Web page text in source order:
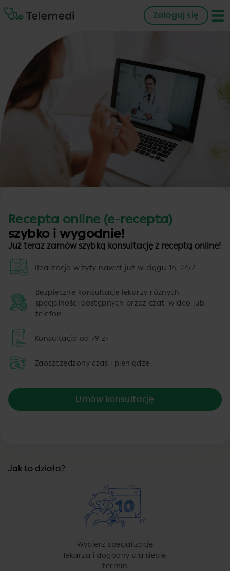
Zaloguj się
Recepta online (e-recepta)
szybko i wygodnie!
Już teraz zamów szybką konsultację z receptą online!
Realizacja wizyty nawet już w ciągu 1h, 24/7
Bezpieczne konsultacje lekarzy różnych
specjalności dostępnych przez czat, wideo lub
telefon
Konsultacja od 79 zł
Zaoszczędzony czas i pieniądze
Umów konsultację
Jak to działa?
Wybierz specjalizację
lekarza i dogodny dla siebie
termin